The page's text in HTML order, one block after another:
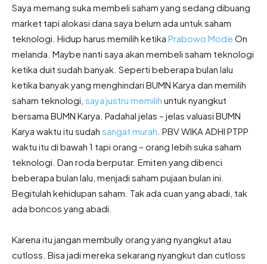
Saya memang suka membeli saham yang sedang dibuang
market tapi alokasi dana saya belum ada untuk saham
teknologi. Hidup harus memilih ketika Prabowo Mode On
melanda. Maybe nanti saya akan membeli saham teknologi
ketika duit sudah banyak. Seperti beberapa bulan lalu
ketika banyak yang menghindari BUMN Karya dan memilih
saham teknologi, saya justru memilih untuk nyangkut
bersama BUMN Karya. Padahal jelas – jelas valuasi BUMN
Karya waktu itu sudah sangat murah . PBV WIKA ADHI PTPP
waktu itu di bawah 1 tapi orang – orang lebih suka saham
teknologi. Dan roda berputar. Emiten yang dibenci
beberapa bulan lalu, menjadi saham pujaan bulan ini.
Begitulah kehidupan saham. Tak ada cuan yang abadi, tak
ada boncos yang abadi.
Karena itu jangan membully orang yang nyangkut atau
cutloss. Bisa jadi mereka sekarang nyangkut dan cutloss